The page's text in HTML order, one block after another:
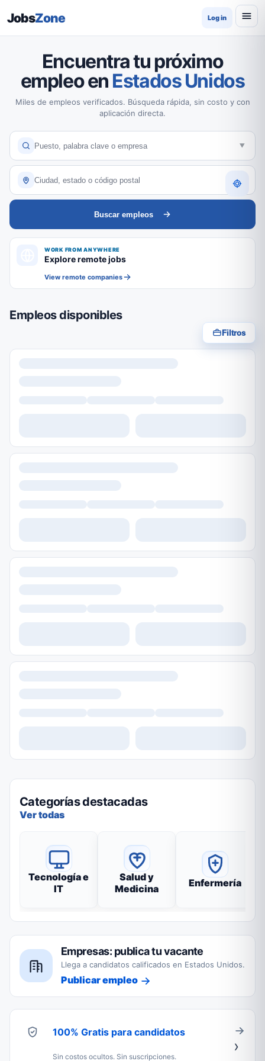
JobsZone Log in
Encuentra tu próximo
empleo en Estados Unidos
Miles de empleos verificados. Búsqueda rápida, sin costo y con
aplicación directa.
Buscar empleos
WORK FROM ANYWHERE
Explore remote jobs
View remote companies
Empleos disponibles
Filtros
Categorías destacadas
Ver todas
Tecnología e
IT
Salud y
Medicina
Enfermería
Empresas: publica tu vacante
Llega a candidatos calificados en Estados Unidos.
Publicar empleo
100% Gratis para candidatos
Sin costos ocultos. Sin suscripciones.